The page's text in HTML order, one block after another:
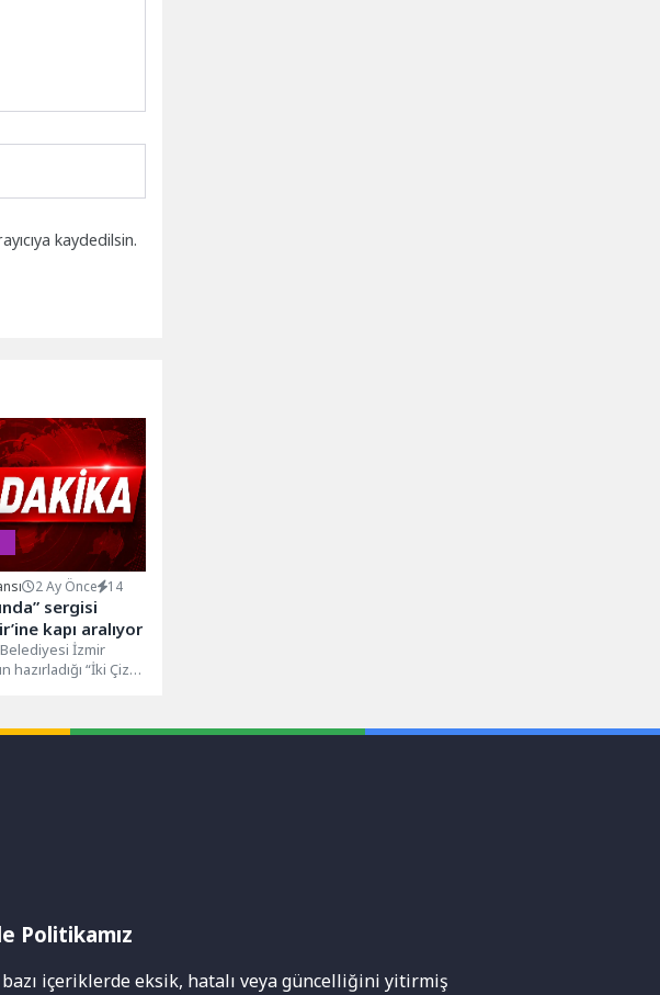
kaydedilsin.
2 Ay Önce 14
sergisi
kapı aralıyor
İzmir
hazırladığı “İki Çizgi
Politikamız
içeriklerde eksik, hatalı veya güncelliğini yitirmiş